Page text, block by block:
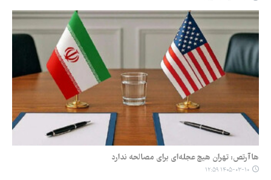
هاآرتص: تهران هیچ عجله‌ای برای مصالحه ندارد
۱۴۰۵-۰۳-۱۰ ۱۲:۵۹